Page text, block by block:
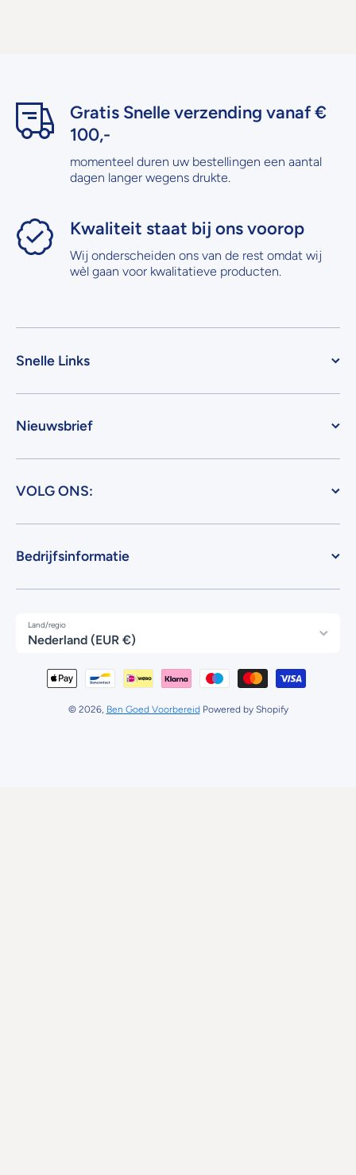
Gratis Snelle verzending vanaf €
100,-
momenteel duren uw bestellingen een aantal
dagen langer wegens drukte.
Kwaliteit staat bij ons voorop
Wij onderscheiden ons van de rest omdat wij
wèl gaan voor kwalitatieve producten.
Snelle Links
Nieuwsbrief
VOLG ONS:
Bedrijfsinformatie
Land/regio
Nederland (EUR €)
Betaalmethodes
© 2026, Ben Goed Voorbereid Powered by Shopify